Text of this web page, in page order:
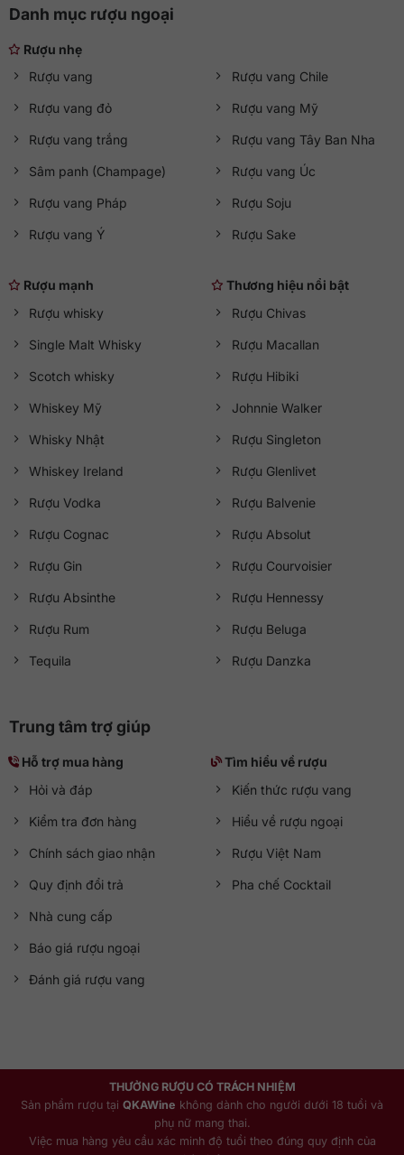
Danh mục rượu ngoại
Rượu nhẹ
Rượu vang
Rượu vang đỏ
Rượu vang trắng
Sâm panh (Champage)
Rượu vang Pháp
Rượu vang Ý
Rượu vang Chile
Rượu vang Mỹ
Rượu vang Tây Ban Nha
Rượu vang Úc
Rượu Soju
Rượu Sake
Rượu mạnh
Rượu whisky
Single Malt Whisky
Scotch whisky
Whiskey Mỹ
Whisky Nhật
Whiskey Ireland
Rượu Vodka
Rượu Cognac
Rượu Gin
Rượu Absinthe
Rượu Rum
Tequila
Thương hiệu nổi bật
Rượu Chivas
Rượu Macallan
Rượu Hibiki
Johnnie Walker
Rượu Singleton
Rượu Glenlivet
Rượu Balvenie
Rượu Absolut
Rượu Courvoisier
Rượu Hennessy
Rượu Beluga
Rượu Danzka
Trung tâm trợ giúp
Hỗ trợ mua hàng
Hỏi và đáp
Kiểm tra đơn hàng
Chính sách giao nhận
Quy định đổi trả
Nhà cung cấp
Báo giá rượu ngoại
Đánh giá rượu vang
Tìm hiểu về rượu
Kiến thức rượu vang
Hiểu về rượu ngoại
Rượu Việt Nam
Pha chế Cocktail
THƯỞNG RƯỢU CÓ TRÁCH NHIỆM
Sản phẩm rượu tại QKAWine không dành cho người dưới 18 tuổi và
phụ nữ mang thai.
Việc mua hàng yêu cầu xác minh độ tuổi theo đúng quy định của